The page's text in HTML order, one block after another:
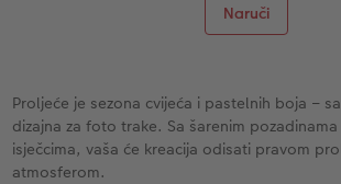
Naruči
Proljeće je sezona cvijeća i pastelnih boja –
dizajna za foto trake. Sa šarenim
isječcima, vaša će kreacija odisati pravom
atmosferom.